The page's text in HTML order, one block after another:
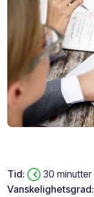
Tid:
30 minutter
Vanskelighetsgrad: